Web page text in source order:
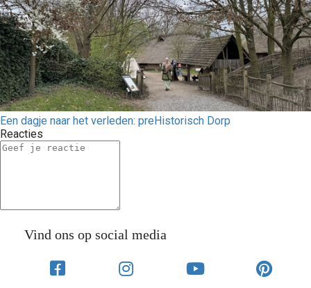
Een dagje naar het verleden: preHistorisch Dorp
Reacties
Vind ons op social media